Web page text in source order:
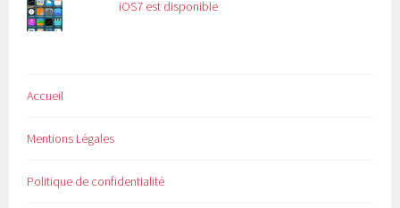
iOS7 est disponible
Accueil
Mentions Légales
Politique de confidentialité